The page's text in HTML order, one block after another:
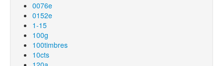
0076e
0152e
1-15
100g
100timbres
10cts